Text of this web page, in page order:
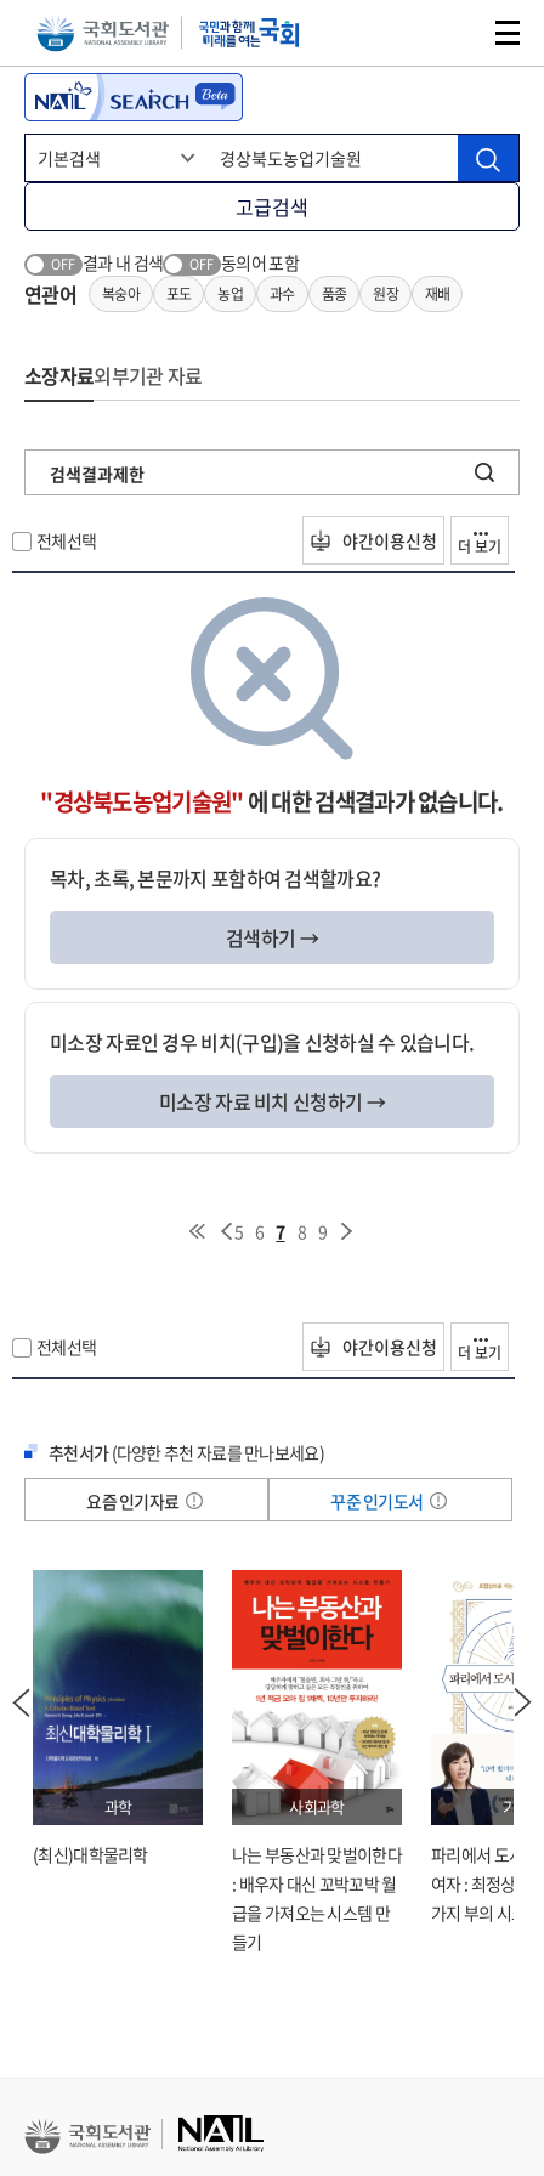
본문 바로가기주메뉴 바로가기
고급검색
OFF 결과 내 검색 OFF 동의어 포함
연관어 복숭아 포도 농업 과수 품종 원장 재배
소장자료외부기관 자료
검색결과제한
전체선택 야간이용신청 더 보기
"경상북도농업기술원"에 대한 검색결과가 없습니다.
목차, 초록, 본문까지 포함하여 검색할까요?
검색하기 →
미소장 자료인 경우 비치(구입)을 신청하실 수 있습니다.
미소장 자료 비치 신청하기 →
5 6 7 8 9
전체선택 야간이용신청 더 보기
추천서가(다양한 추천 자료를 만나보세요)
요즘 인기자료
꾸준 인기도서
과학
(최신)대학물리학
사회과학
나는 부동산과 맞벌이한다
: 배우자 대신 꼬박꼬박 월
급을 가져오는 시스템 만
들기
기술
파리에서 도시락
여자 : 최정상으
가지 부의 시크릿